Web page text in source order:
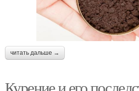
читать дальше →